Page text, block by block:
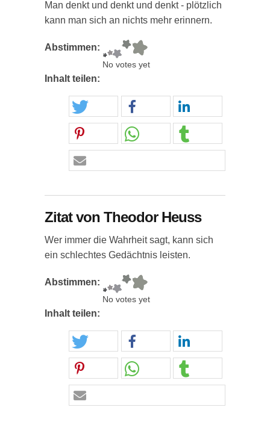
Man denkt und denkt und denkt - plötzlich
kann man sich an nichts mehr erinnern.
Abstimmen:
No votes yet
Inhalt teilen:
Zitat von Theodor Heuss
Wer immer die Wahrheit sagt, kann sich
ein schlechtes Gedächtnis leisten.
Abstimmen:
No votes yet
Inhalt teilen: